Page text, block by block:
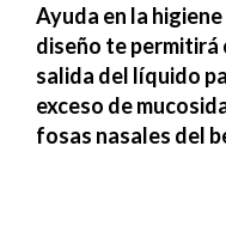
Ayuda en la
diseño te
salida del líquido
exceso de
fosas nasales del
Contacto
Local MVD Kids